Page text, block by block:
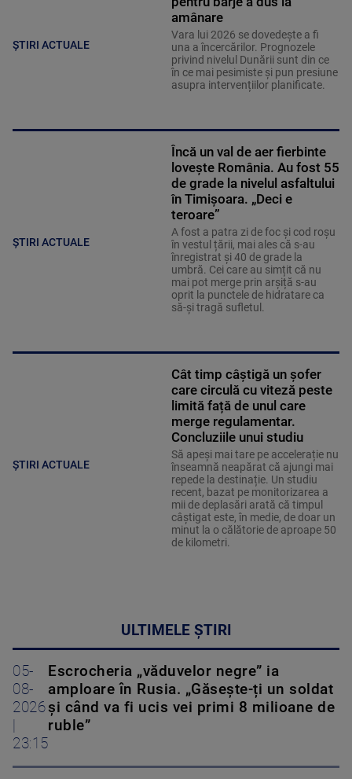
ȘTIRI ACTUALE
amânare
Vara lui 2026 se dovedește a fi
una a încercărilor. Prognozele
privind nivelul Dunării sunt din ce
în ce mai pesimiste și pun presiune
asupra intervențiilor planificate.
ȘTIRI ACTUALE
Încă un val de aer fierbinte
lovește România. Au fost 55
de grade la nivelul asfaltului
în Timișoara. „Deci e
teroare”
A fost a patra zi de foc și cod roșu
în vestul țării, mai ales că s-au
înregistrat și 40 de grade la
umbră. Cei care au simțit că nu
mai pot merge prin arșiță s-au
oprit la punctele de hidratare ca
să-și tragă sufletul.
ȘTIRI ACTUALE
Cât timp câștigă un șofer
care circulă cu viteză peste
limită față de unul care
merge regulamentar.
Concluziile unui studiu
Să apeși mai tare pe accelerație nu
înseamnă neapărat că ajungi mai
repede la destinație. Un studiu
recent, bazat pe monitorizarea a
mii de deplasări arată că timpul
câștigat este, în medie, de doar un
minut la o călătorie de aproape 50
de kilometri.
ULTIMELE ȘTIRI
05-
08-
2026
23:15
Escrocheria „văduvelor negre” ia
amploare în Rusia. „Găsește-ți un soldat
și când va fi ucis vei primi 8 milioane de
ruble”